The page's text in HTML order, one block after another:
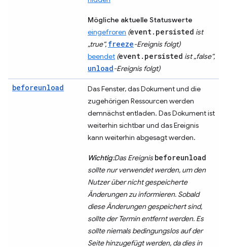
Mögliche aktuelle Statuswerte
eingefroren (event.persisted ist
„true“, freeze-Ereignis folgt)
beendet (event.persisted ist „false“,
unload-Ereignis folgt)
beforeunload
Das Fenster, das Dokument und die
zugehörigen Ressourcen werden
demnächst entladen. Das Dokument ist
weiterhin sichtbar und das Ereignis
kann weiterhin abgesagt werden.
Wichtig:Das Ereignisbeforeunload
sollte nur verwendet werden, um den
Nutzer über nicht gespeicherte
Änderungen zu informieren. Sobald
diese Änderungen gespeichert sind,
sollte der Termin entfernt werden. Es
sollte niemals bedingungslos auf der
Seite hinzugefügt werden, da dies in